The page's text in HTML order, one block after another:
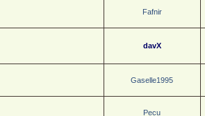
Fafnir
davX
Gaselle1995
Pecu